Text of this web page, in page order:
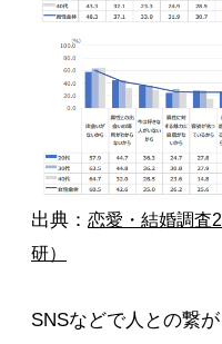
出典： 恋愛・結婚調査
研）
SNSなどで人との繋